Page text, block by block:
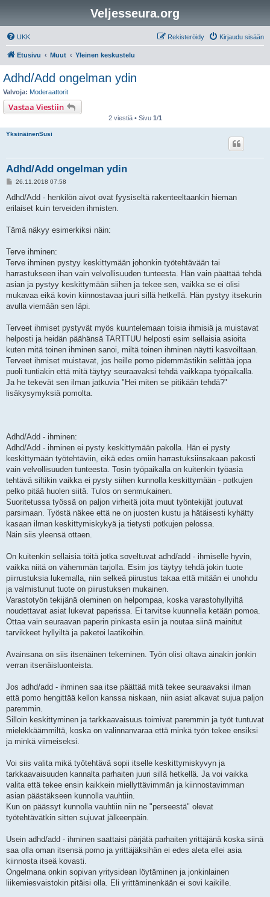
Veljesseura.org
UKK Kirjaudu sisään
Rekisteröidy
Etusivu Muut Yleinen keskustelu
Adhd/Add ongelman ydin
Valvoja: Moderaattorit
Vastaa Viestiin
2 viestiä • Sivu 1/1
YksinäinenSusi
Adhd/Add ongelman ydin
V
e
t
26.11.2018 07:58
Adhd/Add - henkilön aivot ovat fyysiseltä rakenteeltaankin hieman
erilaiset kuin terveiden ihmisten.
Tämä näkyy esimerkiksi näin:
Terve ihminen:
Terve ihminen pystyy keskittymään johonkin työtehtävään tai
harrastukseen ihan vain velvollisuuden tunteesta. Hän vain päättää tehdä
asian ja pystyy keskittymään siihen ja tekee sen, vaikka se ei olisi
mukavaa eikä kovin kiinnostavaa juuri sillä hetkellä. Hän pystyy itsekurin
avulla viemään sen läpi.
Terveet ihmiset pystyvät myös kuuntelemaan toisia ihmisiä ja muistavat
helposti ja heidän päähänsä TARTTUU helposti esim sellaisia asioita
kuten mitä toinen ihminen sanoi, miltä toinen ihminen näytti kasvoiltaan.
Terveet ihmiset muistavat, jos heille pomo pidemmästikin selittää jopa
puoli tuntiakin että mitä täytyy seuraavaksi tehdä vaikkapa työpaikalla.
Ja he tekevät sen ilman jatkuvia "Hei miten se pitikään tehdä?"
lisäkysymyksiä pomolta.
Adhd/Add - ihminen:
Adhd/Add - ihminen ei pysty keskittymään pakolla. Hän ei pysty
keskittymään työtehtäviin, eikä edes omiin harrastuksiinsakaan pakosti
vain velvollisuuden tunteesta. Tosin työpaikalla on kuitenkin työasia
tehtävä siltikin vaikka ei pysty siihen kunnolla keskittymään - potkujen
pelko pitää huolen siitä. Tulos on senmukainen.
Suoritetussa työssä on paljon virheitä joita muut työntekijät joutuvat
parsimaan. Työstä näkee että ne on juosten kustu ja hätäisesti kyhätty
kasaan ilman keskittymiskykyä ja tietysti potkujen pelossa.
Näin siis yleensä ottaen.
On kuitenkin sellaisia töitä jotka soveltuvat adhd/add - ihmiselle hyvin,
vaikka niitä on vähemmän tarjolla. Esim jos täytyy tehdä jokin tuote
piirrustuksia lukemalla, niin selkeä piirustus takaa että mitään ei unohdu
ja valmistunut tuote on piirustuksen mukainen.
Varastotyön tekijänä oleminen on helpompaa, koska varastohyllyiltä
noudettavat asiat lukevat paperissa. Ei tarvitse kuunnella ketään pomoa.
Ottaa vain seuraavan paperin pinkasta esiin ja noutaa siinä mainitut
tarvikkeet hyllyiltä ja paketoi laatikoihin.
Avainsana on siis itsenäinen tekeminen. Työn olisi oltava ainakin jonkin
verran itsenäisluonteista.
Jos adhd/add - ihminen saa itse päättää mitä tekee seuraavaksi ilman
että pomo hengittää kellon kanssa niskaan, niin asiat alkavat sujua paljon
paremmin.
Silloin keskittyminen ja tarkkaavaisuus toimivat paremmin ja työt tuntuvat
mielekkäämmiltä, koska on valinnanvaraa että minkä työn tekee ensiksi
ja minkä viimeiseksi.
Voi siis valita mikä työtehtävä sopii itselle keskittymiskyvyn ja
tarkkaavaisuuden kannalta parhaiten juuri sillä hetkellä. Ja voi vaikka
valita että tekee ensin kaikkein miellyttävimmän ja kiinnostavimman
asian päästäkseen kunnolla vauhtiin.
Kun on päässyt kunnolla vauhtiin niin ne "perseestä" olevat
työtehtävätkin sitten sujuvat jälkeenpäin.
Usein adhd/add - ihminen saattaisi pärjätä parhaiten yrittäjänä koska siinä
saa olla oman itsensä pomo ja yrittäjäksihän ei edes aleta ellei asia
kiinnosta itseä kovasti.
Ongelmana onkin sopivan yritysidean löytäminen ja jonkinlainen
liikemiesvaistokin pitäisi olla. Eli yrittäminenkään ei sovi kaikille.